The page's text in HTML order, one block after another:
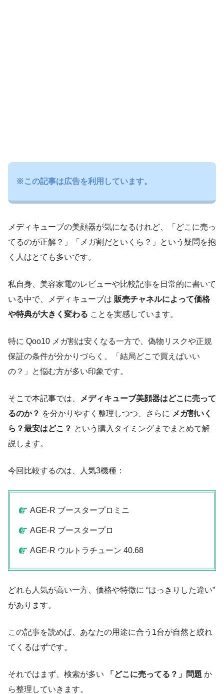
※この記事は広告を利用しています。
メディキューブの美顔器が気になるけれど、「どこに売っ
てるのが正解？」「メガ割だといくら？」という疑問を抱
く人はとても多いです。
私自身、美容家電のレビューや比較記事を日常的に書いて
いる中で、メディキューブは 販売チャネルによって価格
や特典が大きく変わる ことを実感しています。
特に Qoo10 メガ割は安くなる一方で、偽物リスクや正規
保証の条件が分かりづらく、「結局どこで買えばいい
の？」と悩む方が多い印象です。
そこで本記事では、
メディキューブ美顔器はどこに売って
るのか？ を分かりやすく整理しつつ、さらに メガ割いく
ら？最安はどこ？ という購入タイミングまでまとめて解
説します。
今回比較するのは、人気3機種：
AGE-R ブースタープロミニ
AGE-R ブースタープロ
AGE-R ウルトラチューン 40.68
どれも人気が高い一方、価格や特徴に “はっきりした違い”
があります。
この記事を読めば、あなたの用途に合う1台が自然と絞れ
てくるはずです。
それではまず、検索が多い 「どこに売ってる？」問題 か
ら整理していきます。